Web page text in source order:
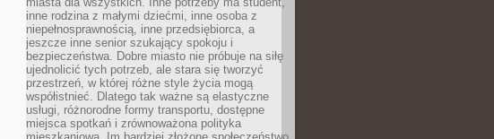
inne rodzina z małymi dziećmi, inne osoba z
niepełnosprawnością, inne przedsiębiorca, a
jeszcze inne senior szukający spokoju i
bezpieczeństwa. Dobre miasto nie próbuje na siłę
ujednolicić tych potrzeb, ale stara się tworzyć
przestrzeń, w której różne style życia mogą
współistnieć. Dlatego tak ważne są elastyczne
usługi, różnorodne formy transportu, dostępne
miejsca spotkań i zrównoważona polityka